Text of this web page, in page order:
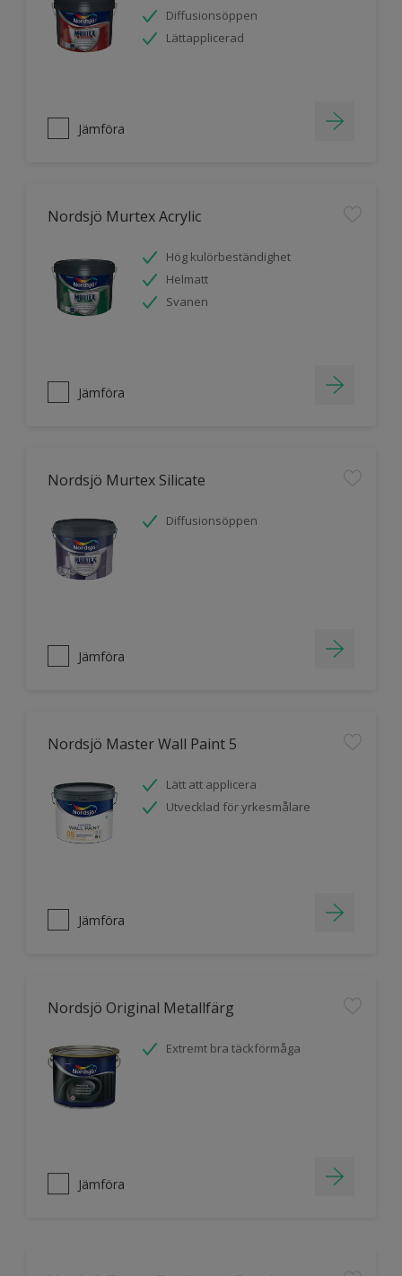
Diffusionsöppen
Lättapplicerad
Jämföra
Nordsjö Murtex Acrylic
Hög kulörbeständighet
Helmatt
Svanen
Jämföra
Nordsjö Murtex Silicate
Diffusionsöppen
Jämföra
Nordsjö Master Wall Paint 5
Lätt att applicera
Utvecklad för yrkesmålare
Jämföra
Nordsjö Original Metallfärg
Extremt bra täckförmåga
Jämföra
Nordsjö Tinova Traditional Exterior